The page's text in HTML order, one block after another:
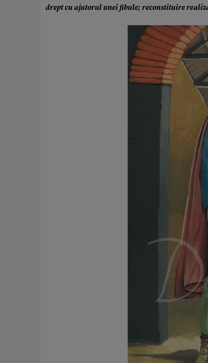
drept cu ajutorul unei fibule; reconstituire